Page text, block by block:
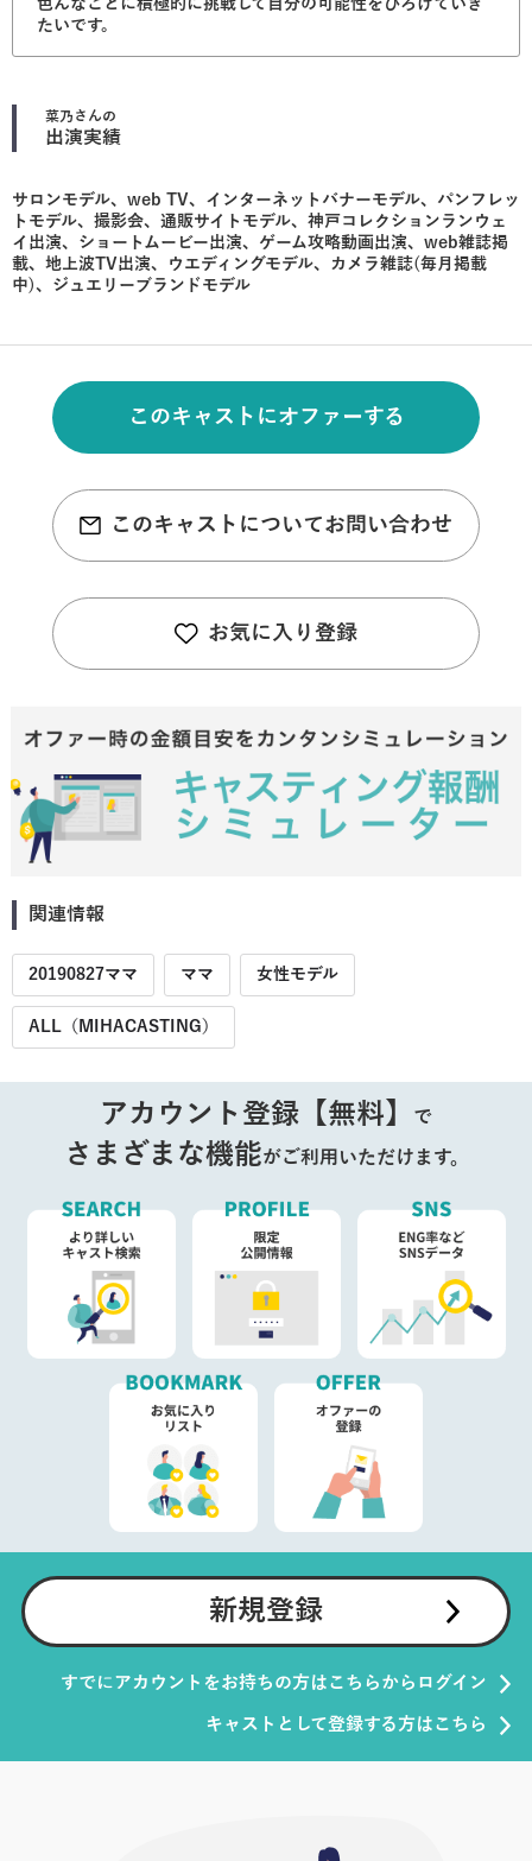
色んなことに積極的に挑戦して自分の可能性をひろげていき
たいです。
菜乃 さんの
出演実績
サロンモデル、web TV、インターネットバナーモデル、パンフレッ
トモデル、撮影会、通販サイトモデル、神戸コレクションランウェ
イ出演、ショートムービー出演、ゲーム攻略動画出演、web雑誌掲
載、地上波TV出演、ウエディングモデル、カメラ雑誌(毎月掲載
中)、ジュエリーブランドモデル
このキャストにオファーする
このキャストについてお問い合わせ
お気に入り登録
関連情報
20190827ママ ママ 女性モデル
ALL（MIHACASTING）
アカウント登録【無料】 で
さまざまな機能がご利用いただけます。
新規登録
すでにアカウントをお持ちの方はこちらからログイン
キャストとして登録する方はこちら